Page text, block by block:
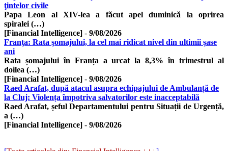
ţintelor civile
Papa Leon al XIV-lea a făcut apel duminică la oprirea
spiralei (…)
[Financial Intelligence] - 9/08/2026
Franţa: Rata şomajului, la cel mai ridicat nivel din ultimii şase
ani
Rata șomajului în Franța a urcat la 8,3% în trimestrul al
doilea (…)
[Financial Intelligence] - 9/08/2026
Raed Arafat, după atacul asupra echipajului de Ambulanță de
la Cluj: Violența împotriva salvatorilor este inacceptabilă
Raed Arafat, șeful Departamentului pentru Situații de Urgență,
a (…)
[Financial Intelligence] - 9/08/2026